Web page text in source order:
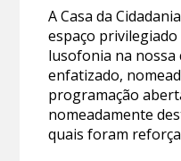
A Casa da
espaço privilegiado
lusofonia na nossa
enfatizado,
programação
nomeadamente
quais foram